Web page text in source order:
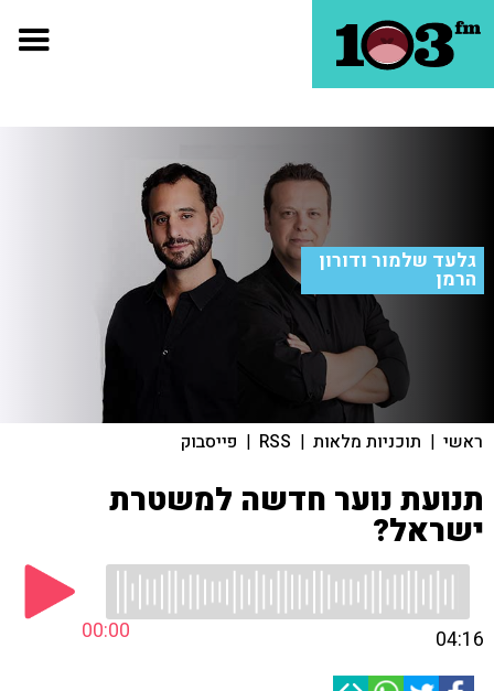
גלעד שלמור ודורון
הרמן
ראשי | תוכניות מלאות |
RSS
| פייסבוק
תנועת נוער חדשה למשטרת
ישראל?
00:00 04:16